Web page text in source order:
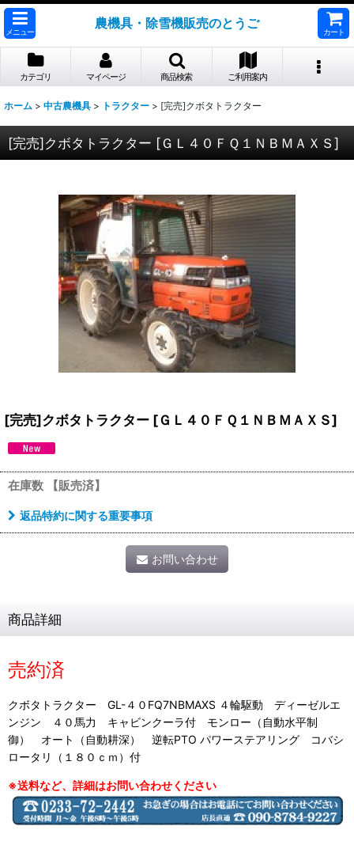
メニュー
農機具・除雪機販売のとうご
カート
カテゴリ マイページ 商品検索 ご利用案内
ホーム > 中古農機具 > トラクター > [完売]クボタトラクター
[完売]クボタトラクター [ＧＬ４０ＦＱ１ＮＢＭＡＸＳ]
[完売]クボタトラクター [ＧＬ４０ＦＱ１ＮＢＭＡＸＳ]
在庫数 【販売済】
返品特約に関する重要事項
お問い合わせ
商品詳細
売約済
クボタトラクター GL-４０FQ7NBMAXS ４輪駆動 ディーゼルエ
ンジン ４０馬力 キャビンクーラ付 モンロー（自動水平制
御） オート（自動耕深） 逆転PTO パワーステアリング コバシ
ロータリ（１８０ｃｍ）付
※送料など、詳細はお問い合わせください